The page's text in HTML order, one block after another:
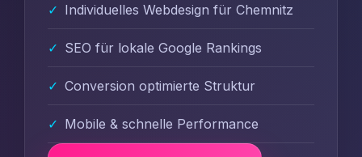
Individuelles Webdesign für Chemnitz
SEO für lokale Google Rankings
Conversion optimierte Struktur
Mobile & schnelle Performance